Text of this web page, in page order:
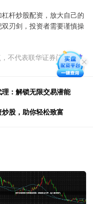
杆炒股配资，放大自己的
刃剑，投资者需要谨慎操
不代表联华证券门户观点
：解锁无限交易潜能
股，助你轻松致富